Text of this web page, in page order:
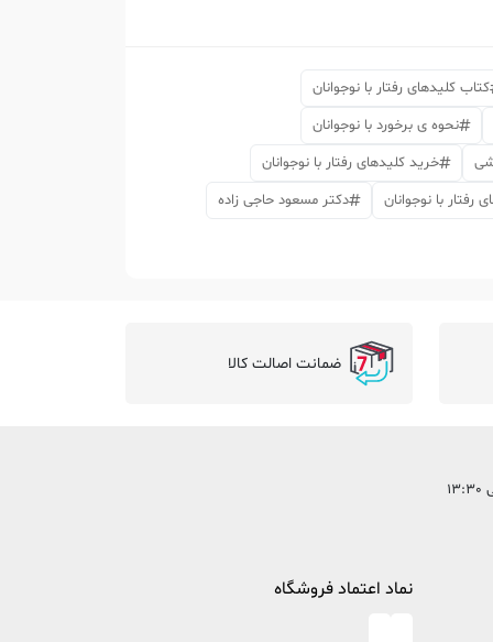
کتاب کلیدهای رفتار با نوجوانان
نحوه ی برخورد با نوجوانان
خرید کلیدهای رفتار با نوجوانان
رفتار با نوجوانان
دکتر مسعود حاجی زاده
ضمانت اصالت کالا
نماد اعتماد فروشگاه